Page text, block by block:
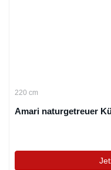
220 cm
Amari naturgetreuer